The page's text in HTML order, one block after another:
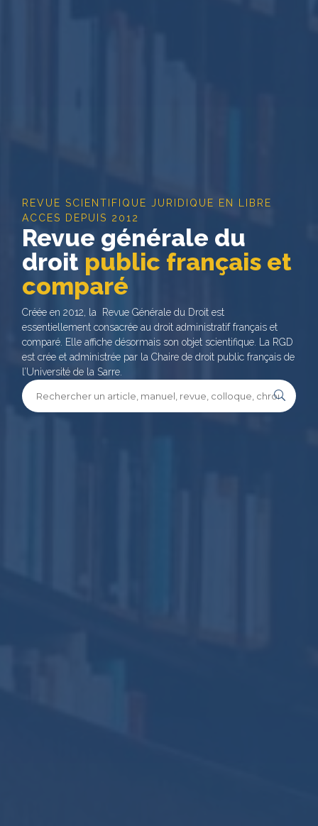
REVUE SCIENTIFIQUE JURIDIQUE EN LIBRE
ACCES DEPUIS 2012
Revue générale du
droit public français et
comparé
Créée en 2012, la Revue Générale du Droit est
essentiellement consacrée au droit administratif français et
comparé. Elle affiche désormais son objet scientifique. La RGD
est crée et administrée par la Chaire de droit public français de
l’Université de la Sarre.